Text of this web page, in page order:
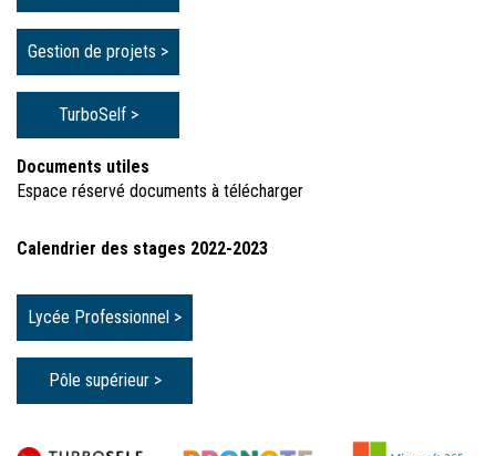
Gestion de projets >
TurboSelf >
Documents utiles
Espace réservé documents à télécharger
Calendrier des stages 2022-2023
Lycée Professionnel >
Pôle supérieur >